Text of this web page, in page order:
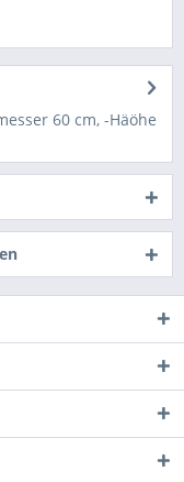
60 cm, -Häöhe